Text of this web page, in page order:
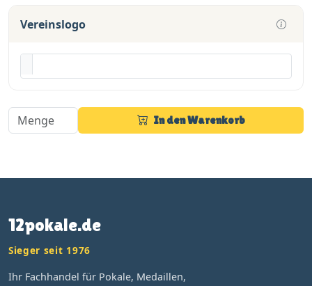
Vereinslogo
In den Warenkorb
12pokale.de
Sieger seit 1976
Ihr Fachhandel für Pokale, Medaillen,